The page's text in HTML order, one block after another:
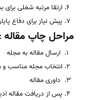
ارتقا مرتبه شغلی
پیش نیاز برای دفاع
مراحل چاپ مقاله
ارسال مقاله به مجله
انتخاب مجله مناسب و
داوری مقاله
پس از دریافت مقاله